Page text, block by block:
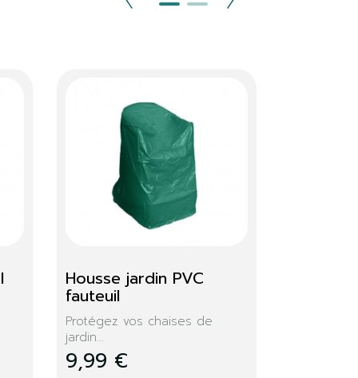
Housse transat
transparante
Housse de protection
plastique...
5,99 €